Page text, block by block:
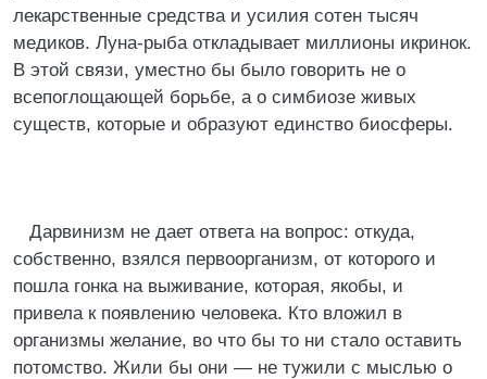
лекарственные средства и усилия сотен тысяч
медиков. Луна-рыба откладывает миллионы икринок.
В этой связи, уместно бы было говорить не о
всепоглощающей борьбе, а о симбиозе живых
существ, которые и образуют единство биосферы.
Дарвинизм не дает ответа на вопрос: откуда,
собственно, взялся первоорганизм, от которого и
пошла гонка на выживание, которая, якобы, и
привела к появлению человека. Кто вложил в
организмы желание, во что бы то ни стало оставить
потомство. Жили бы они — не тужили с мыслью о